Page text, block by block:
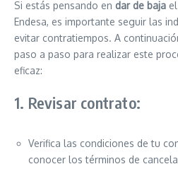
Si estás pensando en dar de baja
Endesa, es importante seguir las
evitar contratiempos. A
paso a paso para realizar este
eficaz:
1. Revisar contrato:
Verifica las condiciones de tu
conocer los términos de